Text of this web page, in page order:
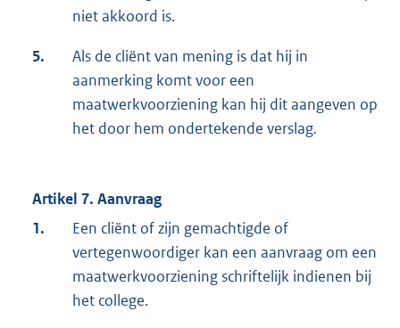
niet akkoord is.
5.
Als de cliënt van mening is dat hij in
aanmerking komt voor een
maatwerkvoorziening kan hij dit aangeven op
het door hem ondertekende verslag.
Artikel 7. Aanvraag
1.
Een cliënt of zijn gemachtigde of
vertegenwoordiger kan een aanvraag om een
maatwerkvoorziening schriftelijk indienen bij
het college.